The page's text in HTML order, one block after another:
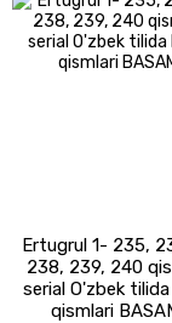
Ertugrul 1- 235,
238, 239, 240
serial O'zbek
qismlari